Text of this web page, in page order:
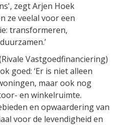
zegt Arjen Hoek
ze veelal voor een
transformeren,
Vastgoedfinanciering)
goed: ‘Er is niet alleen
maar ook nog
en winkelruimte.
en opwaardering van
voor de levendigheid en